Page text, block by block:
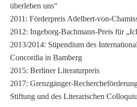
überleben uns“
2011: Förderpreis Adelbert-von-
2012: Ingeborg-Bachmann-Preis für
2013/2014: Stipendium des
Concordia in Bamberg
2015: Berliner Literaturpreis
2017: Grenzgänger-
Stiftung und des Literarischen